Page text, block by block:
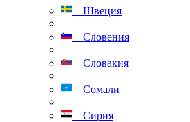
Швеция
Словения
Словакия
Сомали
Сирия